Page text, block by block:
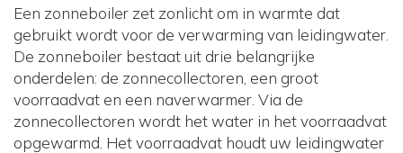
Een zonneboiler zet zonlicht om in warmte dat
gebruikt wordt voor de verwarming van leidingwater.
De zonneboiler bestaat uit drie belangrijke
onderdelen: de zonnecollectoren, een groot
voorraadvat en een naverwarmer. Via de
zonnecollectoren wordt het water in het voorraadvat
opgewarmd. Het voorraadvat houdt uw leidingwater